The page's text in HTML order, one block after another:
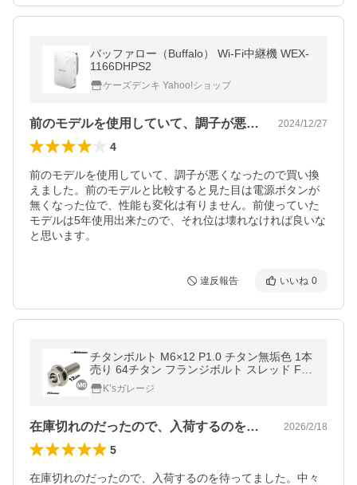
バッファロー（Buffalo） Wi-Fi中継機 WEX-
1166DHPS2
ケーズデンキ Yahoo!ショップ
前のモデルを使用していて、調子が悪くな… 2024/12/27
4
前のモデルを使用していて、調子が悪くなったので買い換
えました。前のモデルと比較すると見た目は電源ボタンが
無くなった位で、性能も変化は有りません。前使っていた
モデルは5年使用出来たので、それ位は壊れなければ良いな
と思います。
違反報告 いいね 0
チタンボルト M6×12 P1.0 チタン無垢色 1本
売り 64チタン フランジボルト スレッド FU
LL(全ネジ) バイク レストア パーツ
K’sガレージ
在庫切れのだったので、入荷するのを待っ… 2026/2/18
5
在庫切れのだったので、入荷するのを待ってました。中々